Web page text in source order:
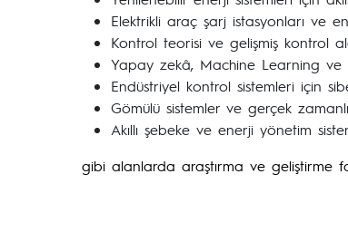
Elektrikli araç şarj istasyonları ve
Kontrol teorisi ve gelişmiş kontrol
Yapay zekâ, Machine Learning ve
Endüstriyel kontrol sistemleri için
Gömülü sistemler ve gerçek
Akıllı şebeke ve enerji yönetim
gibi alanlarda araştırma ve geliştirme